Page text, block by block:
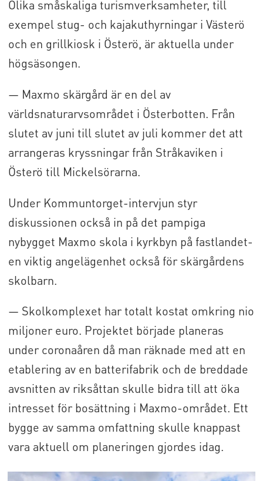
Olika småskaliga turismverksamheter, till
exempel stug- och kajakuthyrningar i Västerö
och en grillkiosk i Österö, är aktuella under
högsäsongen.
— Maxmo skärgård är en del av
världsnaturarvsområdet i Österbotten. Från
slutet av juni till slutet av juli kommer det att
arrangeras kryssningar från Stråkaviken i
Österö till Mickelsörarna.
Under Kommuntorget-intervjun styr
diskussionen också in på det pampiga
nybygget Maxmo skola i kyrkbyn på fastlandet-
en viktig angelägenhet också för skärgårdens
skolbarn.
— Skolkomplexet har totalt kostat omkring nio
miljoner euro. Projektet började planeras
under coronaåren då man räknade med att en
etablering av en batterifabrik och de breddade
avsnitten av riksåttan skulle bidra till att öka
intresset för bosättning i Maxmo-området. Ett
bygge av samma omfattning skulle knappast
vara aktuell om planeringen gjordes idag.